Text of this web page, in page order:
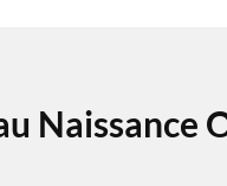
Naissance